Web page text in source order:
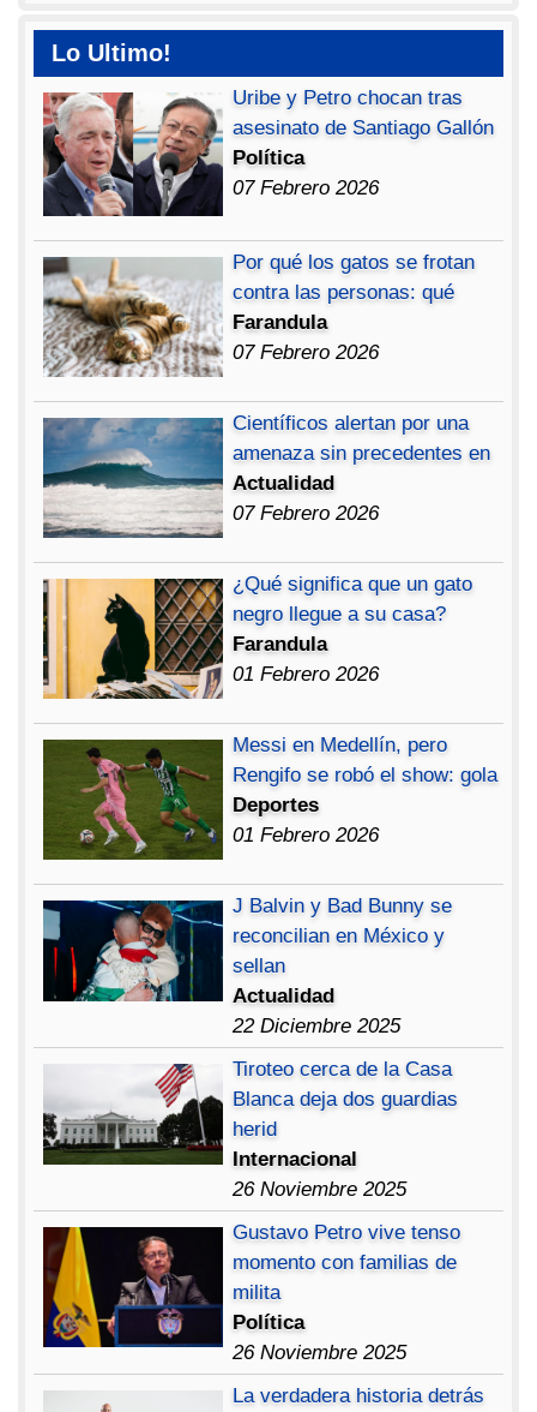
Lo Ultimo!
Uribe y Petro chocan tras
asesinato de Santiago Gallón
Política
07 Febrero 2026
Por qué los gatos se frotan
contra las personas: qué
Farandula
07 Febrero 2026
Científicos alertan por una
amenaza sin precedentes en
Actualidad
07 Febrero 2026
¿Qué significa que un gato
negro llegue a su casa?
Farandula
01 Febrero 2026
Messi en Medellín, pero
Rengifo se robó el show: gola
Deportes
01 Febrero 2026
J Balvin y Bad Bunny se
reconcilian en México y
sellan
Actualidad
22 Diciembre 2025
Tiroteo cerca de la Casa
Blanca deja dos guardias
herid
Internacional
26 Noviembre 2025
Gustavo Petro vive tenso
momento con familias de
milita
Política
26 Noviembre 2025
La verdadera historia detrás